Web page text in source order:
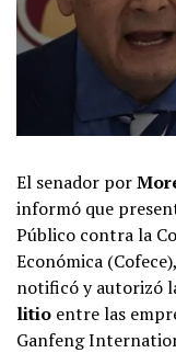
El senador por
informó que
Público contra la
Económica
notificó y autorizó
litio entre las
Ganfeng